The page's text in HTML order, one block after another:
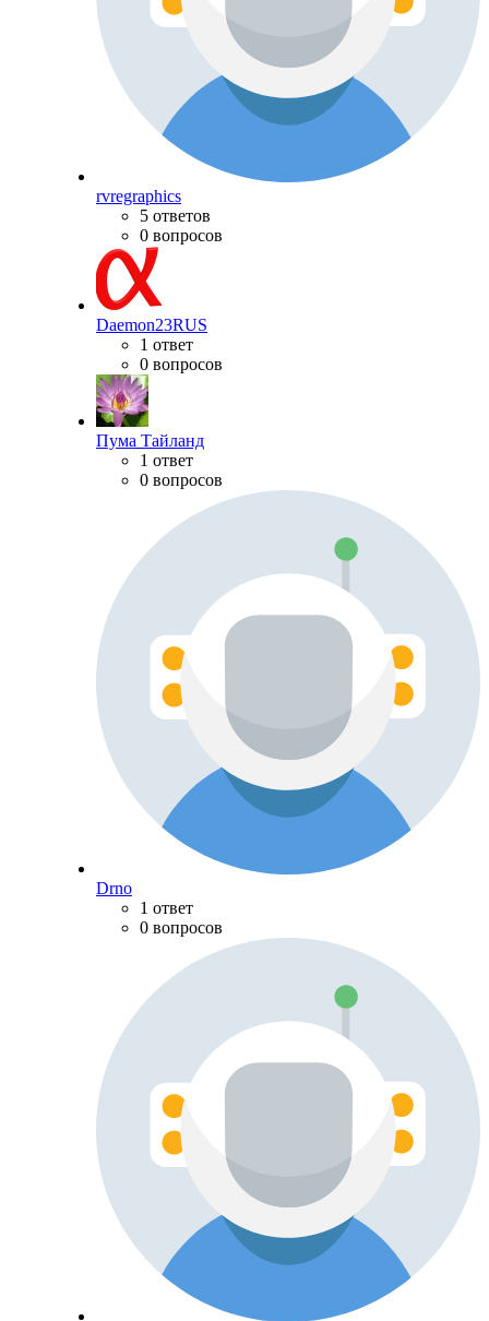
rvregraphics
5 ответов
0 вопросов
Daemon23RUS
1 ответ
0 вопросов
Пума Тайланд
1 ответ
0 вопросов
Drno
1 ответ
0 вопросов